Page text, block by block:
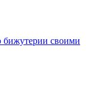
бижутерии своими